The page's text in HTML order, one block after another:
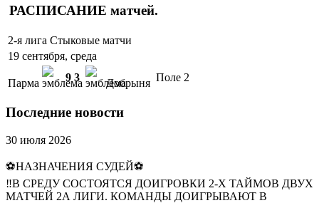
РАСПИСАНИЕ матчей.
2-я лига Стыковые матчи
19 сентября, среда
Парма 9 3 Добрыня Поле 2
Последние новости
30 июля 2026
⚽НАЗНАЧЕНИЯ СУДЕЙ⚽
‼В СРЕДУ СОСТОЯТСЯ ДОИГРОВКИ 2-Х ТАЙМОВ ДВУХ
МАТЧЕЙ 2А ЛИГИ. КОМАНДЫ ДОИГРЫВАЮТ В